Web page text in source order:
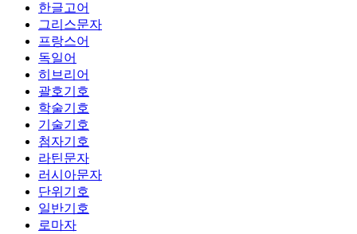
한글고어
그리스문자
프랑스어
독일어
히브리어
괄호기호
학술기호
기술기호
첨자기호
라틴문자
러시아문자
단위기호
일반기호
로마자